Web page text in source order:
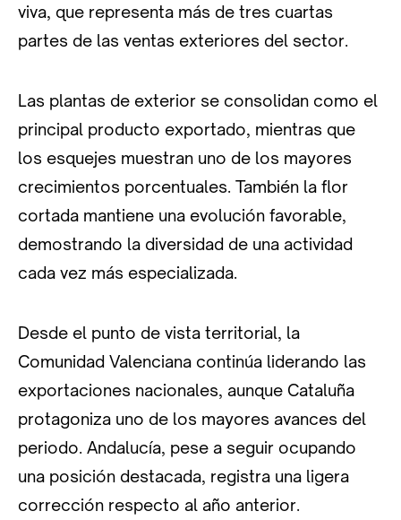
viva, que representa más de tres cuartas
partes de las ventas exteriores del sector.
Las plantas de exterior se consolidan como el
principal producto exportado, mientras que
los esquejes muestran uno de los mayores
crecimientos porcentuales. También la flor
cortada mantiene una evolución favorable,
demostrando la diversidad de una actividad
cada vez más especializada.
Desde el punto de vista territorial, la
Comunidad Valenciana continúa liderando las
exportaciones nacionales, aunque Cataluña
protagoniza uno de los mayores avances del
periodo. Andalucía, pese a seguir ocupando
una posición destacada, registra una ligera
corrección respecto al año anterior.